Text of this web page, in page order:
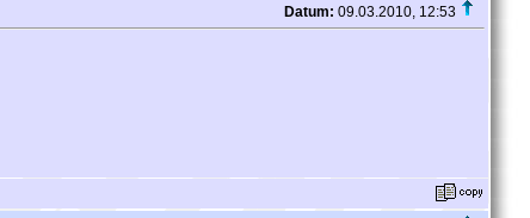
Datum: 09.03.2010, 12:53